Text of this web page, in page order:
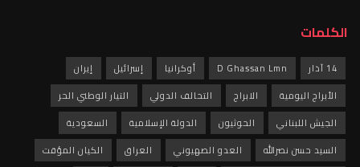
الكلمات
14 آذار D Ghassan Lmn أوكرانيا إسرائيل
إيران
الأبراج اليومية
الابراج التحالف الدولي
التيار الوطني الحر
الجيش اللبناني
الحوثيون الدولة الإسلامية
السعودية
السيد حسن نصرالله
العدو الصهيوني العراق الكيان المؤقت